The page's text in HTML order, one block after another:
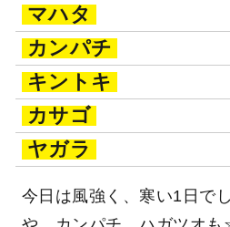
マハタ
カンパチ
キントキ
カサゴ
ヤガラ
今日は風強く、寒い1日で